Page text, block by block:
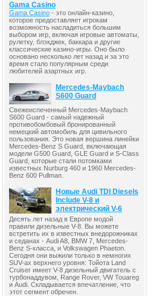
Масла Мост
Gama Casino
Gama Casino - это онлайн-казино,
которое предоставляет игрокам
возможность насладиться большим
выбором игр, включая игровые автоматы,
рулетку, блэкджек, баккара и другие
классические казино-игры. Оно было
основано несколько лет назад и за это
время стало популярным среди
любителей азартных игр.
Mercedes-Maybach
S600 Guard
Свежеиспеченный Mercedes-Maybach
S600 Guard - самый надежный
противобомбовый бронированный
немецкий автомобиль для цивильного
пользования. Это новая вершина линейки
Mercedes-Benz S Guard, включающая
модели G500 Guard, GLE Guard и S-Class
Guard, которые стали потомками
известных Nurburg 460 и 1960 Mercedes-
Benz 600 Pullman.
Новые Audi TDI Diesels
Include V-8 и
электрический V-6
Десять лет назад в Европе модой
правили дизельные V-8. Вы можете
встретить их в известных внедорожниках
и седанах - Audi A8, BMW 7, Mercedes-
Benz S-класса, и Volkswagen Phaeton.
Сегодня они выжили только в немногих
SUV-ах верхнего уровня: Тойота Land
Cruiser имеет V-8 дизельный двигатель с
турбонаддувом, Range Rover, VW Touareg
и Audi. Складывается впечатление, что
этот сегмент обречен.